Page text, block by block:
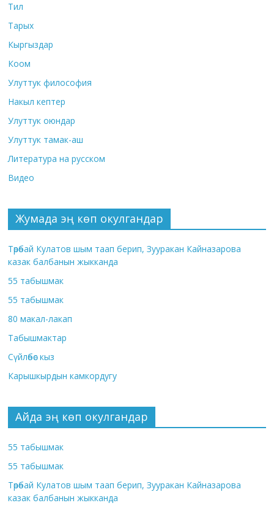
Тил
Тарых
Кыргыздар
Коом
Улуттук философия
Накыл кептер
Улуттук оюндар
Улуттук тамак-аш
Литература на русском
Видео
Жумада эң көп окулгандар
Төрөбай Кулатов шым таап берип, Зууракан Кайназарова
казак балбанын жыкканда
55 табышмак
55 табышмак
80 макал-лакап
Табышмактар
Сүйлөбөс кыз
Карышкырдын камкордугу
Айда эң көп окулгандар
55 табышмак
55 табышмак
Төрөбай Кулатов шым таап берип, Зууракан Кайназарова
казак балбанын жыкканда